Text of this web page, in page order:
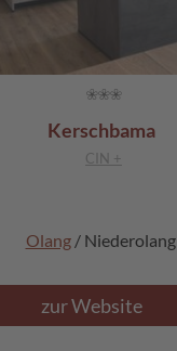
Kerschbama
CIN +
Olang/ Niederolang
zur Website